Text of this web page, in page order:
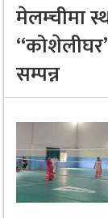
मेलम्चीमा
सम्पन्न